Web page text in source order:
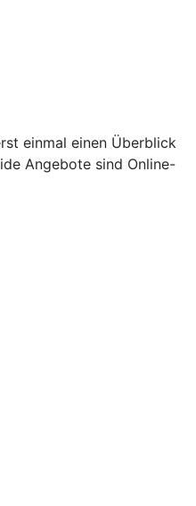
einmal einen Überblick
Angebote sind Online-